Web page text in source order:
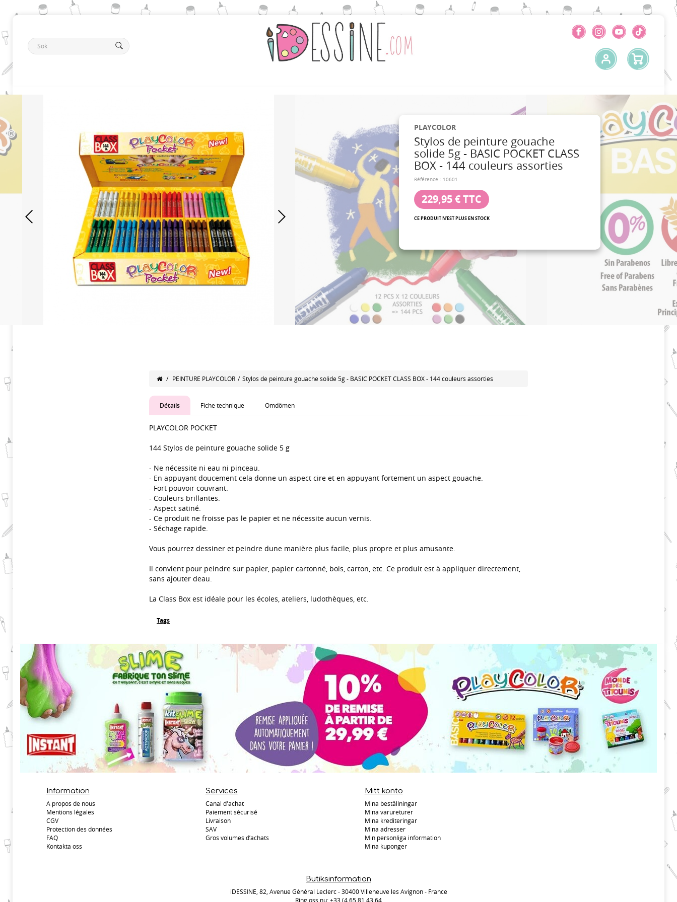
PLAYCOLOR
Stylos de peinture gouache
solide 5g - BASIC POCKET CLASS
BOX - 144 couleurs assorties
Référence : 10601
229,95 €TTC
CE PRODUIT N'EST PLUS EN STOCK
/ PEINTURE PLAYCOLOR / Stylos de peinture gouache solide 5g - BASIC POCKET CLASS BOX - 144 couleurs assorties
Détails Fiche technique Omdömen
PLAYCOLOR POCKET
144 Stylos de peinture gouache solide 5 g
- Ne nécessite ni eau ni pinceau.
- En appuyant doucement cela donne un aspect cire et en appuyant fortement un aspect gouache.
- Fort pouvoir couvrant.
- Couleurs brillantes.
- Aspect satiné.
- Ce produit ne froisse pas le papier et ne nécessite aucun vernis.
- Séchage rapide.
Vous pourrez dessiner et peindre dune manière plus facile, plus propre et plus amusante.
Il convient pour peindre sur papier, papier cartonné, bois, carton, etc. Ce produit est à appliquer directement,
sans ajouter deau.
La Class Box est idéale pour les écoles, ateliers, ludothèques, etc.
Tags
Information
A propos de nous
Mentions légales
CGV
Protection des données
FAQ
Kontakta oss
Services
Canal d'achat
Paiement sécurisé
Livraison
SAV
Gros volumes d’achats
Mitt konto
Mina beställningar
Mina varureturer
Mina krediteringar
Mina adresser
Min personliga information
Mina kuponger
Butiksinformation
iDESSINE, 82, Avenue Général Leclerc - 30400 Villeneuve les Avignon - France
Ring oss nu:+33 (4 65 81 43 64